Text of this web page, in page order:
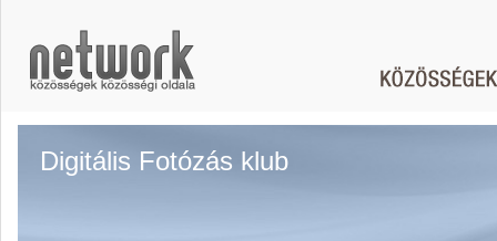
Digitális Fotózás klub